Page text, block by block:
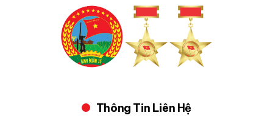
Thông Tin Liên Hệ